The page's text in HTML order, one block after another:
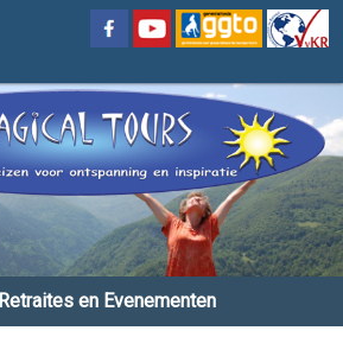
Retraites en Evenementen